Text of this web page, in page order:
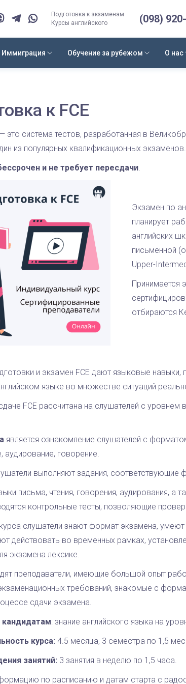
Подготовка к экзаменам
Курсы английского
(098)
Иммиграция Обучение за рубежом О нас
к FCE
— это система тестов, разработанная в
из популярных квалификационных экзаменов.
и не требует пересдачи.
Экзамен по
планирует
английских
письменной
Upper-
Принимается
отбираются
и экзамен FCE дают языковые
языке во множестве ситуаций
FCE рассчитана на слушателей с
является ознакомление слушателей с
аудирование, говорение.
выполняют задания, соответствующие
письма, чтения, говорения, аудирования,
контрольные тесты, позволяющие
слушатели знают формат экзамена,
действовать во временных рамках,
экзамена лексике.
преподаватели, имеющие большой опыт
требований, знакомые с
сдачи экзамена.
кандидатам: знание английского языка на
курса: 4.5 месяца, 3 семестра по 1,5
занятий: 3 занятия в неделю по 1,5 часа.
по расписанию и датам старта с